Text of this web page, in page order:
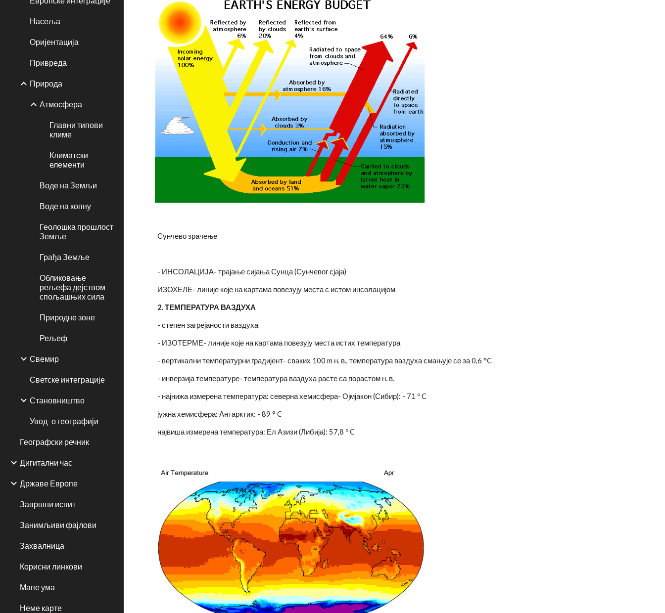
Насеља
Оријентација
Привреда
Природа
Атмосфера
Главни типови
климе
Климатски
елементи
Воде на Земљи
Воде на копну
Геолошка прошлост
Земље
Грађа Земље
Обликовање
рељефа дејством
спољашњих сила
Природне зоне
Рељеф
Свемир
Светске интеграције
Становништво
Увод- о географији
Географски речник
Дигитални час
Државе Европе
Завршни испит
Занимљиви фајлови
Захвалница
Корисни линкови
Мапе ума
Неме карте
Сунчево зрачење
- ИНСОЛАЦИЈА- трајање сијања Сунца (Сунчевог сјаја)
ИЗОХЕЛЕ- линије које на картама повезују места с истом инсолацијом
2. ТЕМПЕРАТУРА ВАЗДУХА
- степен загрејаности ваздуха
- ИЗОТЕРМЕ- линије које на картама повезују места истих температура
- вертикални температурни градијент- сваких 100 m н. в., температура ваздуха смањује се за 0,6 °C
- инверзија температуре- температура ваздуха расте са порастом н. в.
- најнижа измерена температура: северна хемисфера- Ојмјакон (Сибир): - 71 º C
јужна хемисфера: Антарктик: - 89 ° C
највиша измерена температура: Ел Азизи (Либија): 57,8 º C